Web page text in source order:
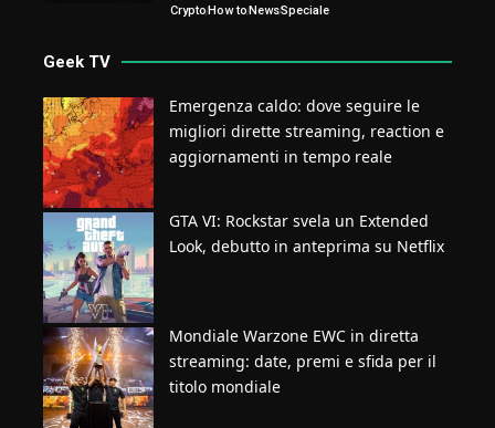
CryptoHow toNewsSpeciale
Geek TV
Emergenza caldo: dove seguire le
migliori dirette streaming, reaction e
aggiornamenti in tempo reale
GTA VI: Rockstar svela un Extended
Look, debutto in anteprima su Netflix
Mondiale Warzone EWC in diretta
streaming: date, premi e sfida per il
titolo mondiale